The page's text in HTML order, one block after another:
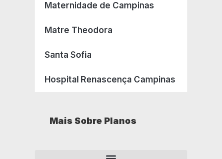
Maternidade de Campinas
Matre Theodora
Santa Sofia
Hospital Renascença Campinas
Mais Sobre Planos